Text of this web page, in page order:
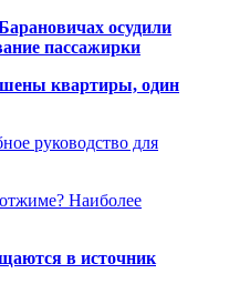
осудили
пассажирки
квартиры, один
руководство для
Наиболее
в источник